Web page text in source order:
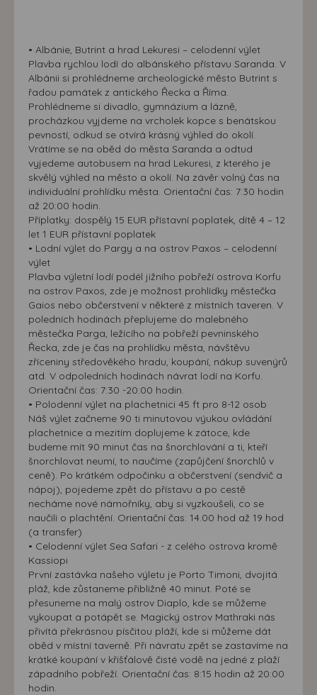
• Albánie, Butrint a hrad Lekuresi – celodenní výlet
Plavba rychlou lodí do albánského přístavu Saranda. V
Albánii si prohlédneme archeologické město Butrint s
řadou památek z antického Řecka a Říma.
Prohlédneme si divadlo, gymnázium a lázně,
procházkou vyjdeme na vrcholek kopce s benátskou
pevností, odkud se otvírá krásný výhled do okolí.
Vrátíme se na oběd do města Saranda a odtud
vyjedeme autobusem na hrad Lekuresi, z kterého je
skvělý výhled na město a okolí. Na závěr volný čas na
individuální prohlídku města. Orientační čas: 7:30 hodin
až 20:00 hodin.
Příplatky: dospělý 15 EUR přístavní poplatek, dítě 4 – 12
let 1 EUR přístavní poplatek
• Lodní výlet do Pargy a na ostrov Paxos – celodenní
výlet
Plavba výletní lodí podél jižního pobřeží ostrova Korfu
na ostrov Paxos, zde je možnost prohlídky městečka
Gaios nebo občerstvení v některé z místních taveren. V
poledních hodinách přeplujeme do malebného
městečka Parga, ležícího na pobřeží pevninského
Řecka, zde je čas na prohlídku města, návštěvu
zříceniny středověkého hradu, koupání, nákup suvenýrů
atd. V odpoledních hodinách návrat lodí na Korfu.
Orientační čas: 7:30 -20:00 hodin.
• Polodenní výlet na plachetnici 45 ft pro 8-12 osob
Náš výlet začneme 90 ti minutovou výukou ovládání
plachetnice a mezitím doplujeme k zátoce, kde
budeme mít 90 minut čas na šnorchlování a ti, kteří
šnorchlovat neumí, to naučíme (zapůjčení šnorchlů v
ceně). Po krátkém odpočinku a občerstvení (sendvič a
nápoj), pojedeme zpět do přístavu a po cestě
necháme nové námořníky, aby si vyzkoušeli, co se
naučili o plachtění. Orientační čas: 14.00 hod až 19 hod
(a transfer)
• Celodenní výlet Sea Safari - z celého ostrova kromě
Kassiopi
První zastávka našeho výletu je Porto Timoni, dvojitá
pláž, kde zůstaneme přibližně 40 minut. Poté se
přesuneme na malý ostrov Diaplo, kde se můžeme
vykoupat a potápět se. Magický ostrov Mathraki nás
přivítá překrásnou písčitou pláží, kde si můžeme dát
oběd v místní taverně. Při návratu zpět se zastavíme na
krátké koupání v křišťálově čisté vodě na jedné z pláží
západního pobřeží. Orientační čas: 8:15 hodin až 20:00
hodin.